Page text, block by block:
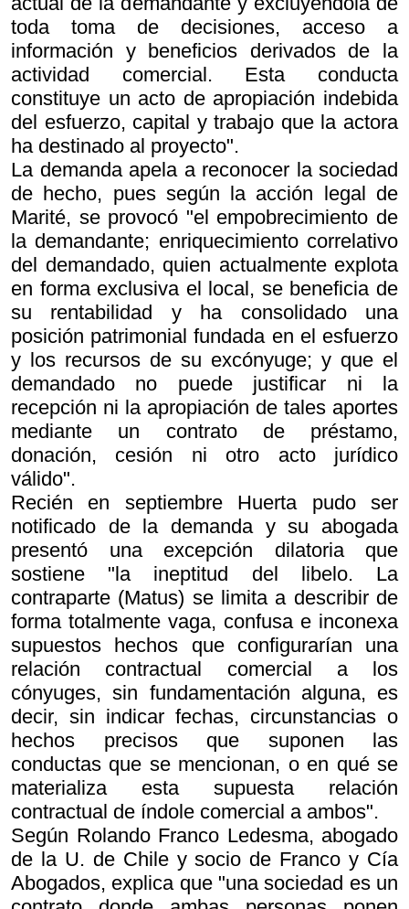
toda toma de decisiones, acceso a
información y beneficios derivados de la
actividad comercial. Esta conducta
constituye un acto de apropiación indebida
del esfuerzo, capital y trabajo que la actora
ha destinado al proyecto".
La demanda apela a reconocer la sociedad
de hecho, pues según la acción legal de
Marité, se provocó "el empobrecimiento de
la demandante; enriquecimiento correlativo
del demandado, quien actualmente explota
en forma exclusiva el local, se beneficia de
su rentabilidad y ha consolidado una
posición patrimonial fundada en el esfuerzo
y los recursos de su excónyuge; y que el
demandado no puede justificar ni la
recepción ni la apropiación de tales aportes
mediante un contrato de préstamo,
donación, cesión ni otro acto jurídico
válido".
Recién en septiembre Huerta pudo ser
notificado de la demanda y su abogada
presentó una excepción dilatoria que
sostiene "la ineptitud del libelo. La
contraparte (Matus) se limita a describir de
forma totalmente vaga, confusa e inconexa
supuestos hechos que configurarían una
relación contractual comercial a los
cónyuges, sin fundamentación alguna, es
decir, sin indicar fechas, circunstancias o
hechos precisos que suponen las
conductas que se mencionan, o en qué se
materializa esta supuesta relación
contractual de índole comercial a ambos".
Según Rolando Franco Ledesma, abogado
de la U. de Chile y socio de Franco y Cía
Abogados, explica que "una sociedad es un